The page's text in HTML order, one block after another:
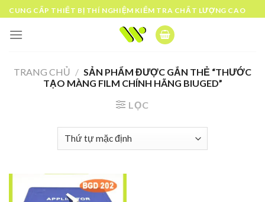
Skip
to
content
CUNG CẤP THIẾT BỊ THÍ NGHIỆM KIỂM TRA CHẤT LƯỢNG CAO
TRANG CHỦ / SẢN PHẨM ĐƯỢC GẮN THẺ “THƯỚC
TẠO MÀNG FILM CHÍNH HÃNG BIUGED”
LỌC